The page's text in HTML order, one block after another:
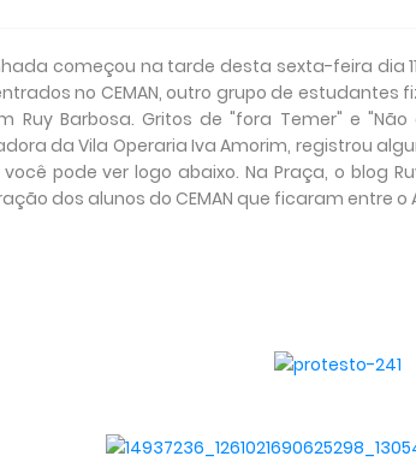
começou na tarde desta sexta-feira dia
no CEMAN, outro grupo de
Ruy Barbosa. Gritos de "fora Temer" e
da Vila Operaria Iva Amorim, registrou
você pode ver logo abaixo. Na Praça, o blog
dos alunos do CEMAN que ficaram entre o